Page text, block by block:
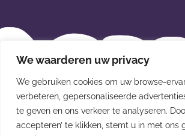
We waarderen uw privacy
We gebruiken cookies om uw browse-
verbeteren, gepersonaliseerde
te geven en ons verkeer te analyseren.
accepteren’ te klikken, stemt u in met ons
Beleidsverklaring
Privacybeleid
Disclaimer
Leveringsvoorwaarden